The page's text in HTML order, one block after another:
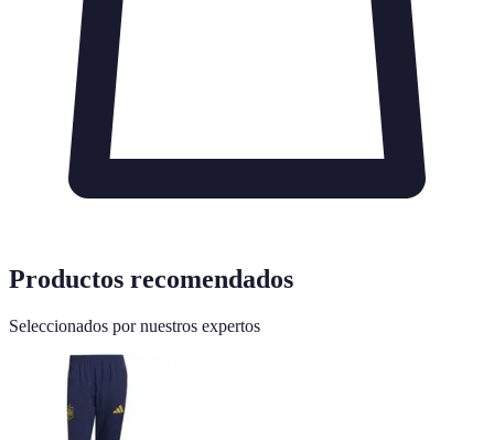
Productos recomendados
Seleccionados por nuestros expertos